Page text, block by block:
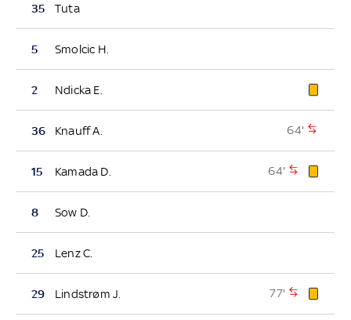
35 Tuta
5 Smolcic H.
2 Ndicka E.
36 Knauff A. 64'
15 Kamada D. 64'
8 Sow D.
25 Lenz C.
29 Lindstrøm J. 77'